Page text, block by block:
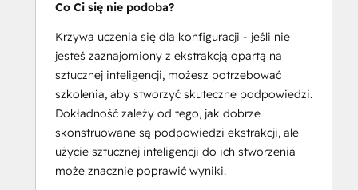
Co Ci się nie podoba?
Krzywa uczenia się dla konfiguracji - jeśli nie
jesteś zaznajomiony z ekstrakcją opartą na
sztucznej inteligencji, możesz potrzebować
szkolenia, aby stworzyć skuteczne podpowiedzi.
Dokładność zależy od tego, jak dobrze
skonstruowane są podpowiedzi ekstrakcji, ale
użycie sztucznej inteligencji do ich stworzenia
może znacznie poprawić wyniki.